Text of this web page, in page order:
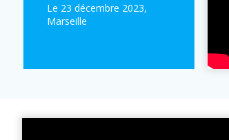
Le 23 décembre 2023,
Marseille